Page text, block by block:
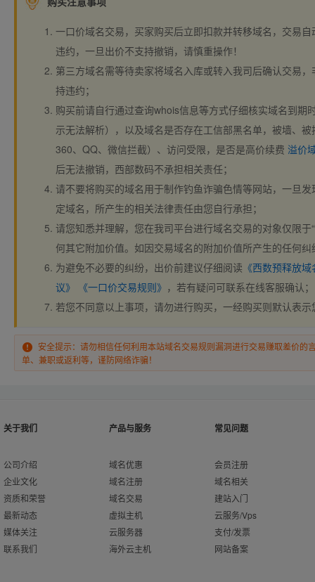
一口价域名交易，买家购买后立即扣款并转移域名，交易
违约，一旦出价不支持撤销，请慎重操作！
第三方域名需等待卖家将域名入库或转入我司后确认交易
持违约；
购买前请自行通过查询whois信息等方式仔细核实域名到期
示无法解析），以及域名是否存在工信部黑名单，被墙、
360、QQ、微信拦截）、访问受限，是否是高价续费 溢价
后无法撤销，西部数码不承担相关责任；
请不要将购买的域名用于制作钓鱼诈骗色情等网站，一旦
定域名，所产生的相关法律责任由您自行承担；
请您知悉并理解，您在我司平台进行域名交易的对象仅限于
何其它附加价值。如因交易域名的附加价值所产生的任何
为避免不必要的纠纷，出价前建议仔细阅读 《西数预释放
议》
《一口价交易规则》 ，若有疑问可联系在线客服确认；
若您不同意以上事项，请勿进行购买，一经购买则默认表
安全提示：请勿相信任何利用本站域名交易规则漏洞进行交易赚取差价的
单、兼职或返利等，谨防网络诈骗！
关于我们
公司介绍
企业文化
资质和荣誉
最新动态
媒体关注
联系我们
产品与服务
域名优惠
域名注册
域名交易
虚拟主机
云服务器
海外云主机
常见问题
会员注册
域名相关
建站入门
云服务/Vps
支付/发票
网站备案